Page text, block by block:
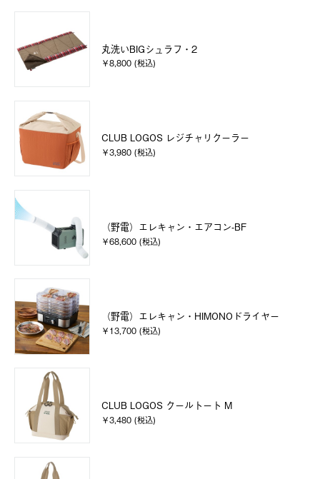
丸洗いBIGシュラフ・2
￥8,800 (税込)
CLUB LOGOS レジチャリクーラー
￥3,980 (税込)
（野電）エレキャン・エアコン-BF
￥68,600 (税込)
（野電）エレキャン・HIMONOドライヤー
￥13,700 (税込)
CLUB LOGOS クールトート M
￥3,480 (税込)